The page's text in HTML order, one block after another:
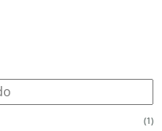
(1)